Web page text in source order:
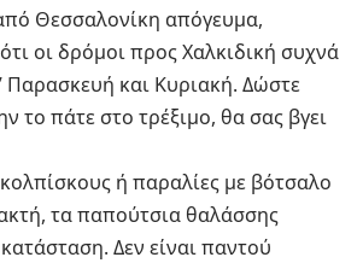
Θεσσαλονίκη απόγευμα,
οι δρόμοι προς Χαλκιδική συχνά
Παρασκευή και Κυριακή. Δώστε
το πάτε στο τρέξιμο, θα σας βγει
ή παραλίες με βότσαλο
τα παπούτσια θαλάσσης
Δεν είναι παντού